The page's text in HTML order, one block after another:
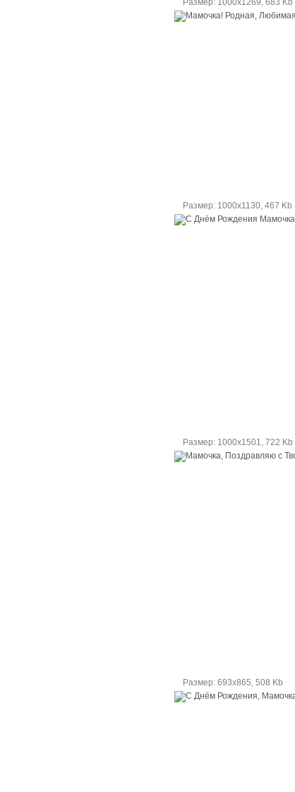
Размер: 1000х1130, 467 Kb
Размер: 1000х1501, 722 Kb
Размер: 693х865, 508 Kb